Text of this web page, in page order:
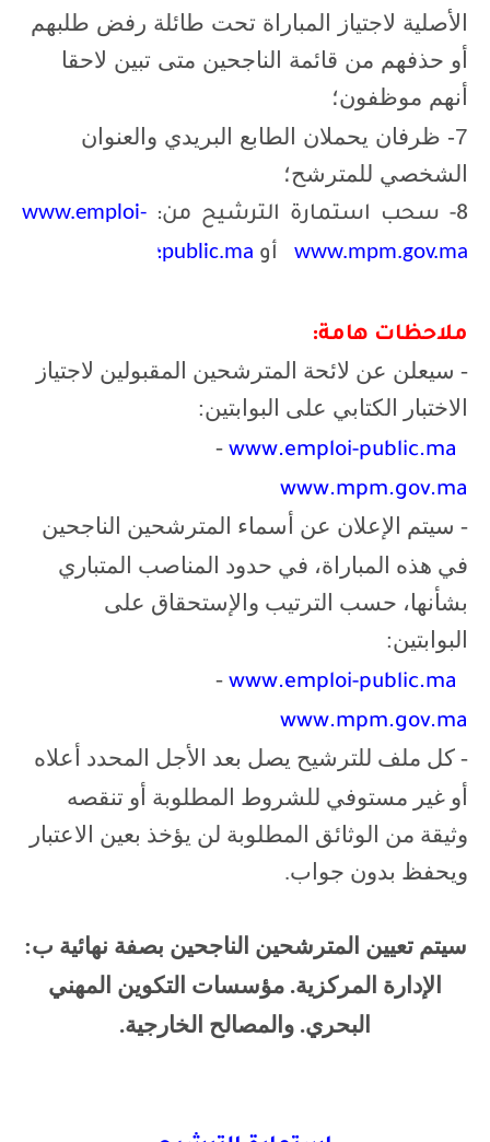
الأصلية لاجتياز المباراة تحت طائلة رفض طلبهم
أو حذفهم من قائمة الناجحين متى تبين لاحقا
أنهم موظفون؛
7- ظرفان يحملان الطابع البريدي والعنوان
الشخصي للمترشح؛
8- سحب استمارة الترشيح من:
www.emploi-
public.ma أو www.mpm.gov.ma ؛
ملاحظات هامة:
- سيعلن عن لائحة المترشحين المقبولين لاجتياز
الاختبار الكتابي على البوابتين:
www.emploi-public.ma
-
www.mpm.gov.ma
- سيتم الإعلان عن أسماء المترشحين الناجحين
في هذه المباراة، في حدود المناصب المتباري
بشأنها، حسب الترتيب والإستحقاق على
البوابتين:
www.emploi-public.ma
-
www.mpm.gov.ma
- كل ملف للترشيح يصل بعد الأجل المحدد أعلاه
أو غير مستوفي للشروط المطلوبة أو تنقصه
وثيقة من الوثائق المطلوبة لن يؤخذ بعين الاعتبار
ويحفظ بدون جواب.
سيتم تعيين المترشحين الناجحين بصفة نهائية ب:
الإدارة المركزية. مؤسسات التكوين المهني
البحري. والمصالح الخارجية.